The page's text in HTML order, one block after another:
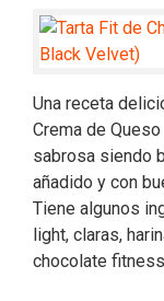
Una receta
Crema de
sabrosa siendo
añadido y con
Tiene algunos
light, claras,
chocolate